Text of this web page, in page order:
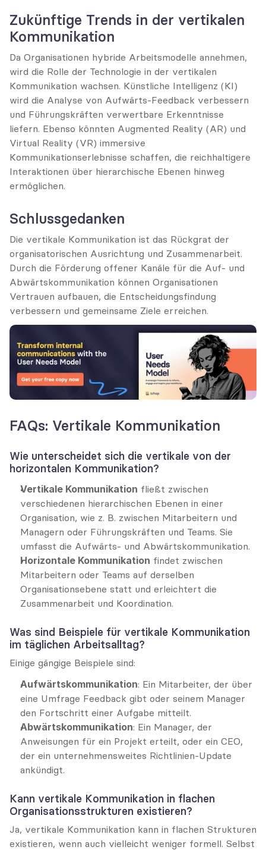
Zukünftige Trends in der vertikalen
Kommunikation
Da Organisationen hybride Arbeitsmodelle annehmen,
wird die Rolle der Technologie in der vertikalen
Kommunikation wachsen. Künstliche Intelligenz (KI)
wird die Analyse von Aufwärts-Feedback verbessern
und Führungskräften verwertbare Erkenntnisse
liefern. Ebenso könnten Augmented Reality (AR) und
Virtual Reality (VR) immersive
Kommunikationserlebnisse schaffen, die reichhaltigere
Interaktionen über hierarchische Ebenen hinweg
ermöglichen.
Schlussgedanken
Die vertikale Kommunikation ist das Rückgrat der
organisatorischen Ausrichtung und Zusammenarbeit.
Durch die Förderung offener Kanäle für die Auf- und
Abwärtskommunikation können Organisationen
Vertrauen aufbauen, die Entscheidungsfindung
verbessern und gemeinsame Ziele erreichen.
FAQs: Vertikale Kommunikation
Wie unterscheidet sich die vertikale von der
horizontalen Kommunikation?
Vertikale Kommunikation fließt zwischen
verschiedenen hierarchischen Ebenen in einer
Organisation, wie z. B. zwischen Mitarbeitern und
Managern oder Führungskräften und Teams. Sie
umfasst die Aufwärts- und Abwärtskommunikation.
Horizontale Kommunikation findet zwischen
Mitarbeitern oder Teams auf derselben
Organisationsebene statt und erleichtert die
Zusammenarbeit und Koordination.
Was sind Beispiele für vertikale Kommunikation
im täglichen Arbeitsalltag?
Einige gängige Beispiele sind:
Aufwärtskommunikation: Ein Mitarbeiter, der über
eine Umfrage Feedback gibt oder seinem Manager
den Fortschritt einer Aufgabe mitteilt.
Abwärtskommunikation: Ein Manager, der
Anweisungen für ein Projekt erteilt, oder ein CEO,
der ein unternehmensweites Richtlinien-Update
ankündigt.
Kann vertikale Kommunikation in flachen
Organisationsstrukturen existieren?
Ja, vertikale Kommunikation kann in flachen Strukturen
existieren, wenn auch vielleicht weniger formell. Selbst